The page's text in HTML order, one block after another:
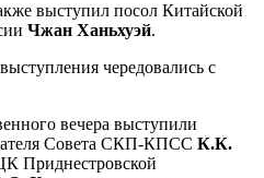
выступил посол Китайской
Чжан Ханьхуэй.
чередовались с
вечера выступили
Совета СКП-КПСС К.К.
Приднестровской